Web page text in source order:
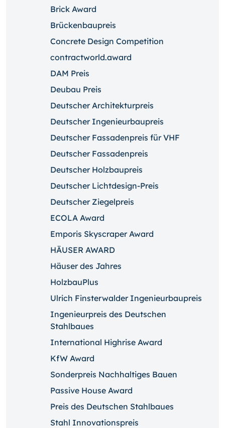
Brick Award
Brückenbaupreis
Concrete Design Competition
contractworld.award
DAM Preis
Deubau Preis
Deutscher Architekturpreis
Deutscher Ingenieurbaupreis
Deutscher Fassadenpreis für VHF
Deutscher Fassadenpreis
Deutscher Holzbaupreis
Deutscher Lichtdesign-Preis
Deutscher Ziegelpreis
ECOLA Award
Emporis Skyscraper Award
HÄUSER AWARD
Häuser des Jahres
HolzbauPlus
Ulrich Finsterwalder Ingenieurbaupreis
Ingenieurpreis des Deutschen
Stahlbaues
International Highrise Award
KfW Award
Sonderpreis Nachhaltiges Bauen
Passive House Award
Preis des Deutschen Stahlbaues
Stahl Innovationspreis